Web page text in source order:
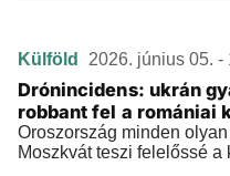
Külföld 2026. június 05. -
Drónincidens: ukrán
robbant fel a romániai
Oroszország minden
Moszkvát teszi felelőssé